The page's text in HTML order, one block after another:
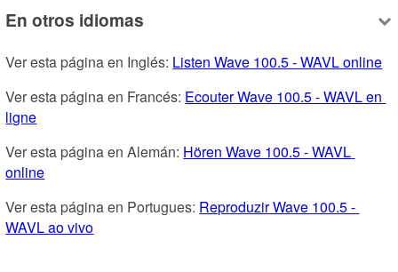
En otros idiomas
Ver esta página en Inglés: Listen Wave 100.5 - WAVL online
Ver esta página en Francés: Ecouter Wave 100.5 - WAVL en
ligne
Ver esta página en Alemán: Hören Wave 100.5 - WAVL
online
Ver esta página en Portugues: Reproduzir Wave 100.5 -
WAVL ao vivo